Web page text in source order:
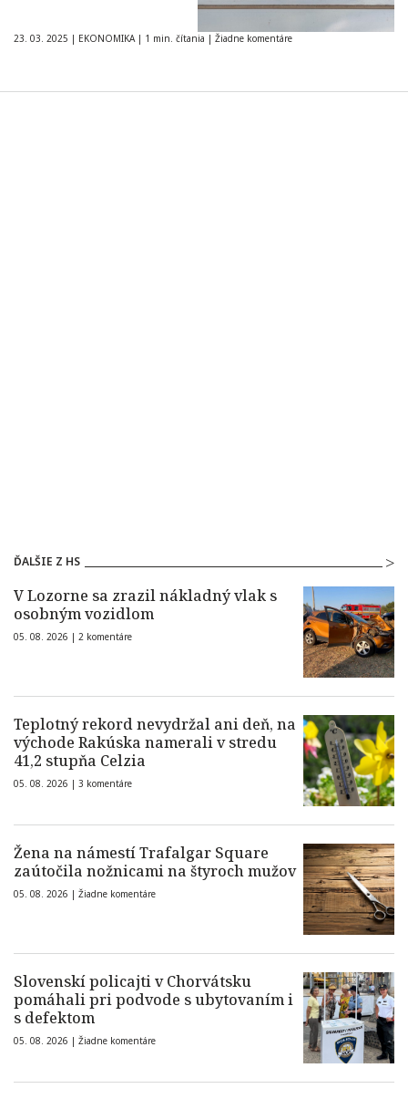
23. 03. 2025 | EKONOMIKA | 1 min. čítania | Žiadne komentáre
ĎALŠIE Z HS
V Lozorne sa zrazil nákladný vlak s
osobným vozidlom
05. 08. 2026 | 2 komentáre
Teplotný rekord nevydržal ani deň, na
východe Rakúska namerali v stredu
41,2 stupňa Celzia
05. 08. 2026 | 3 komentáre
Žena na námestí Trafalgar Square
zaútočila nožnicami na štyroch mužov
05. 08. 2026 | Žiadne komentáre
Slovenskí policajti v Chorvátsku
pomáhali pri podvode s ubytovaním i
s defektom
05. 08. 2026 | Žiadne komentáre